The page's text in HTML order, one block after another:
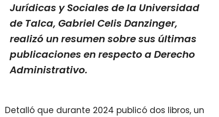
Jurídicas y Sociales de la Universidad
de Talca, Gabriel Celis Danzinger,
realizó un resumen sobre sus últimas
publicaciones en respecto a Derecho
Administrativo.
Detalló que durante 2024 publicó dos libros, un